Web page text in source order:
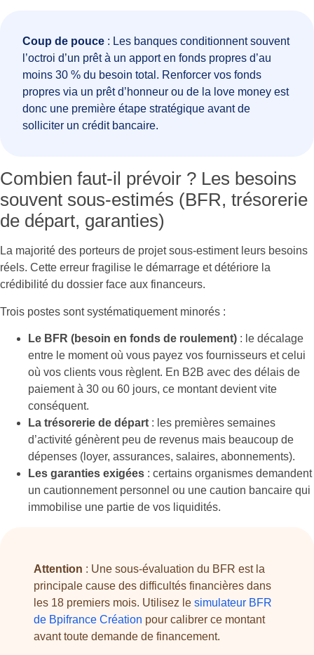
Coup de pouce : Les banques conditionnent souvent
l’octroi d’un prêt à un apport en fonds propres d’au
moins 30 % du besoin total. Renforcer vos fonds
propres via un prêt d’honneur ou de la love money est
donc une première étape stratégique avant de
solliciter un crédit bancaire.
Combien faut-il prévoir ? Les besoins
souvent sous-estimés (BFR, trésorerie
de départ, garanties)
La majorité des porteurs de projet sous-estiment leurs besoins
réels. Cette erreur fragilise le démarrage et détériore la
crédibilité du dossier face aux financeurs.
Trois postes sont systématiquement minorés :
Le BFR (besoin en fonds de roulement) : le décalage
entre le moment où vous payez vos fournisseurs et celui
où vos clients vous règlent. En B2B avec des délais de
paiement à 30 ou 60 jours, ce montant devient vite
conséquent.
La trésorerie de départ : les premières semaines
d’activité génèrent peu de revenus mais beaucoup de
dépenses (loyer, assurances, salaires, abonnements).
Les garanties exigées : certains organismes demandent
un cautionnement personnel ou une caution bancaire qui
immobilise une partie de vos liquidités.
Attention : Une sous-évaluation du BFR est la
principale cause des difficultés financières dans
les 18 premiers mois. Utilisez le simulateur BFR
de Bpifrance Création pour calibrer ce montant
avant toute demande de financement.